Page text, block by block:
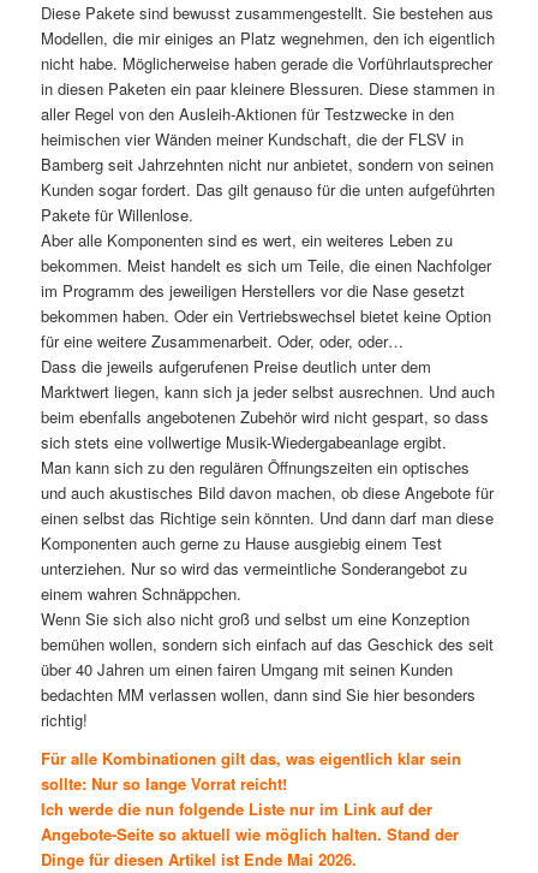
Diese Pakete sind bewusst zusammengestellt. Sie bestehen aus
Modellen, die mir einiges an Platz wegnehmen, den ich eigentlich
nicht habe. Möglicherweise haben gerade die Vorführlautsprecher
in diesen Paketen ein paar kleinere Blessuren. Diese stammen in
aller Regel von den Ausleih-Aktionen für Testzwecke in den
heimischen vier Wänden meiner Kundschaft, die der FLSV in
Bamberg seit Jahrzehnten nicht nur anbietet, sondern von seinen
Kunden sogar fordert. Das gilt genauso für die unten aufgeführten
Pakete für Willenlose.
Aber alle Komponenten sind es wert, ein weiteres Leben zu
bekommen. Meist handelt es sich um Teile, die einen Nachfolger
im Programm des jeweiligen Herstellers vor die Nase gesetzt
bekommen haben. Oder ein Vertriebswechsel bietet keine Option
für eine weitere Zusammenarbeit. Oder, oder, oder…
Dass die jeweils aufgerufenen Preise deutlich unter dem
Marktwert liegen, kann sich ja jeder selbst ausrechnen. Und auch
beim ebenfalls angebotenen Zubehör wird nicht gespart, so dass
sich stets eine vollwertige Musik-Wiedergabeanlage ergibt.
Man kann sich zu den regulären Öffnungszeiten ein optisches
und auch akustisches Bild davon machen, ob diese Angebote für
einen selbst das Richtige sein könnten. Und dann darf man diese
Komponenten auch gerne zu Hause ausgiebig einem Test
unterziehen. Nur so wird das vermeintliche Sonderangebot zu
einem wahren Schnäppchen.
Wenn Sie sich also nicht groß und selbst um eine Konzeption
bemühen wollen, sondern sich einfach auf das Geschick des seit
über 40 Jahren um einen fairen Umgang mit seinen Kunden
bedachten MM verlassen wollen, dann sind Sie hier besonders
richtig!
Für alle Kombinationen gilt das, was eigentlich klar sein
sollte: Nur so lange Vorrat reicht!
Ich werde die nun folgende Liste nur im Link auf der
Angebote-Seiteso aktuell wie möglich halten. Stand der
Dinge für diesen Artikel ist Ende Mai 2026.